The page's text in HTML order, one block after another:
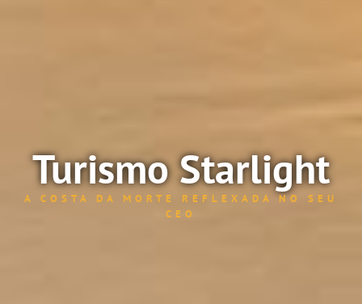
Turismo Starlight
A COSTA DA MORTE REFLEXADA NO SEU
CEO